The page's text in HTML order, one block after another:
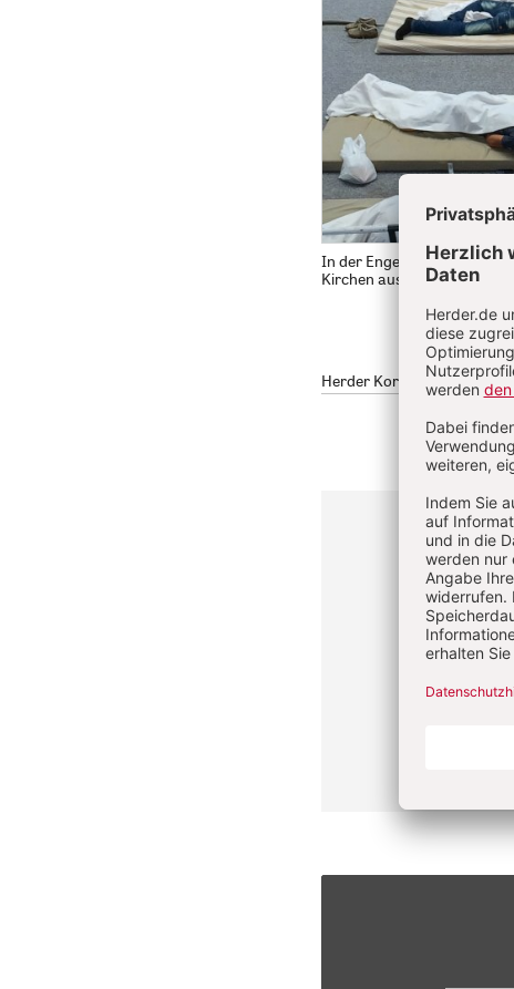
In der Enge der
Kirchen ausreichend?
Herder Korrespondenz 8/